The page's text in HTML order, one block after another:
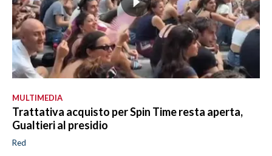
MULTIMEDIA
Trattativa acquisto per Spin Time resta aperta,
Gualtieri al presidio
Red